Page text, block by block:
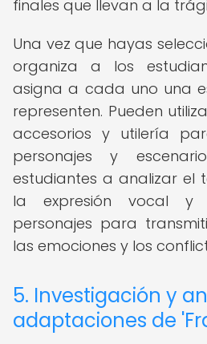
finales que llevan a la
Una vez que hayas
organiza a los
asigna a cada uno una
representen. Pueden
accesorios y utilería
personajes y
estudiantes a analizar el
la expresión vocal
personajes para
las emociones y los
5. Investigación y
adaptaciones de